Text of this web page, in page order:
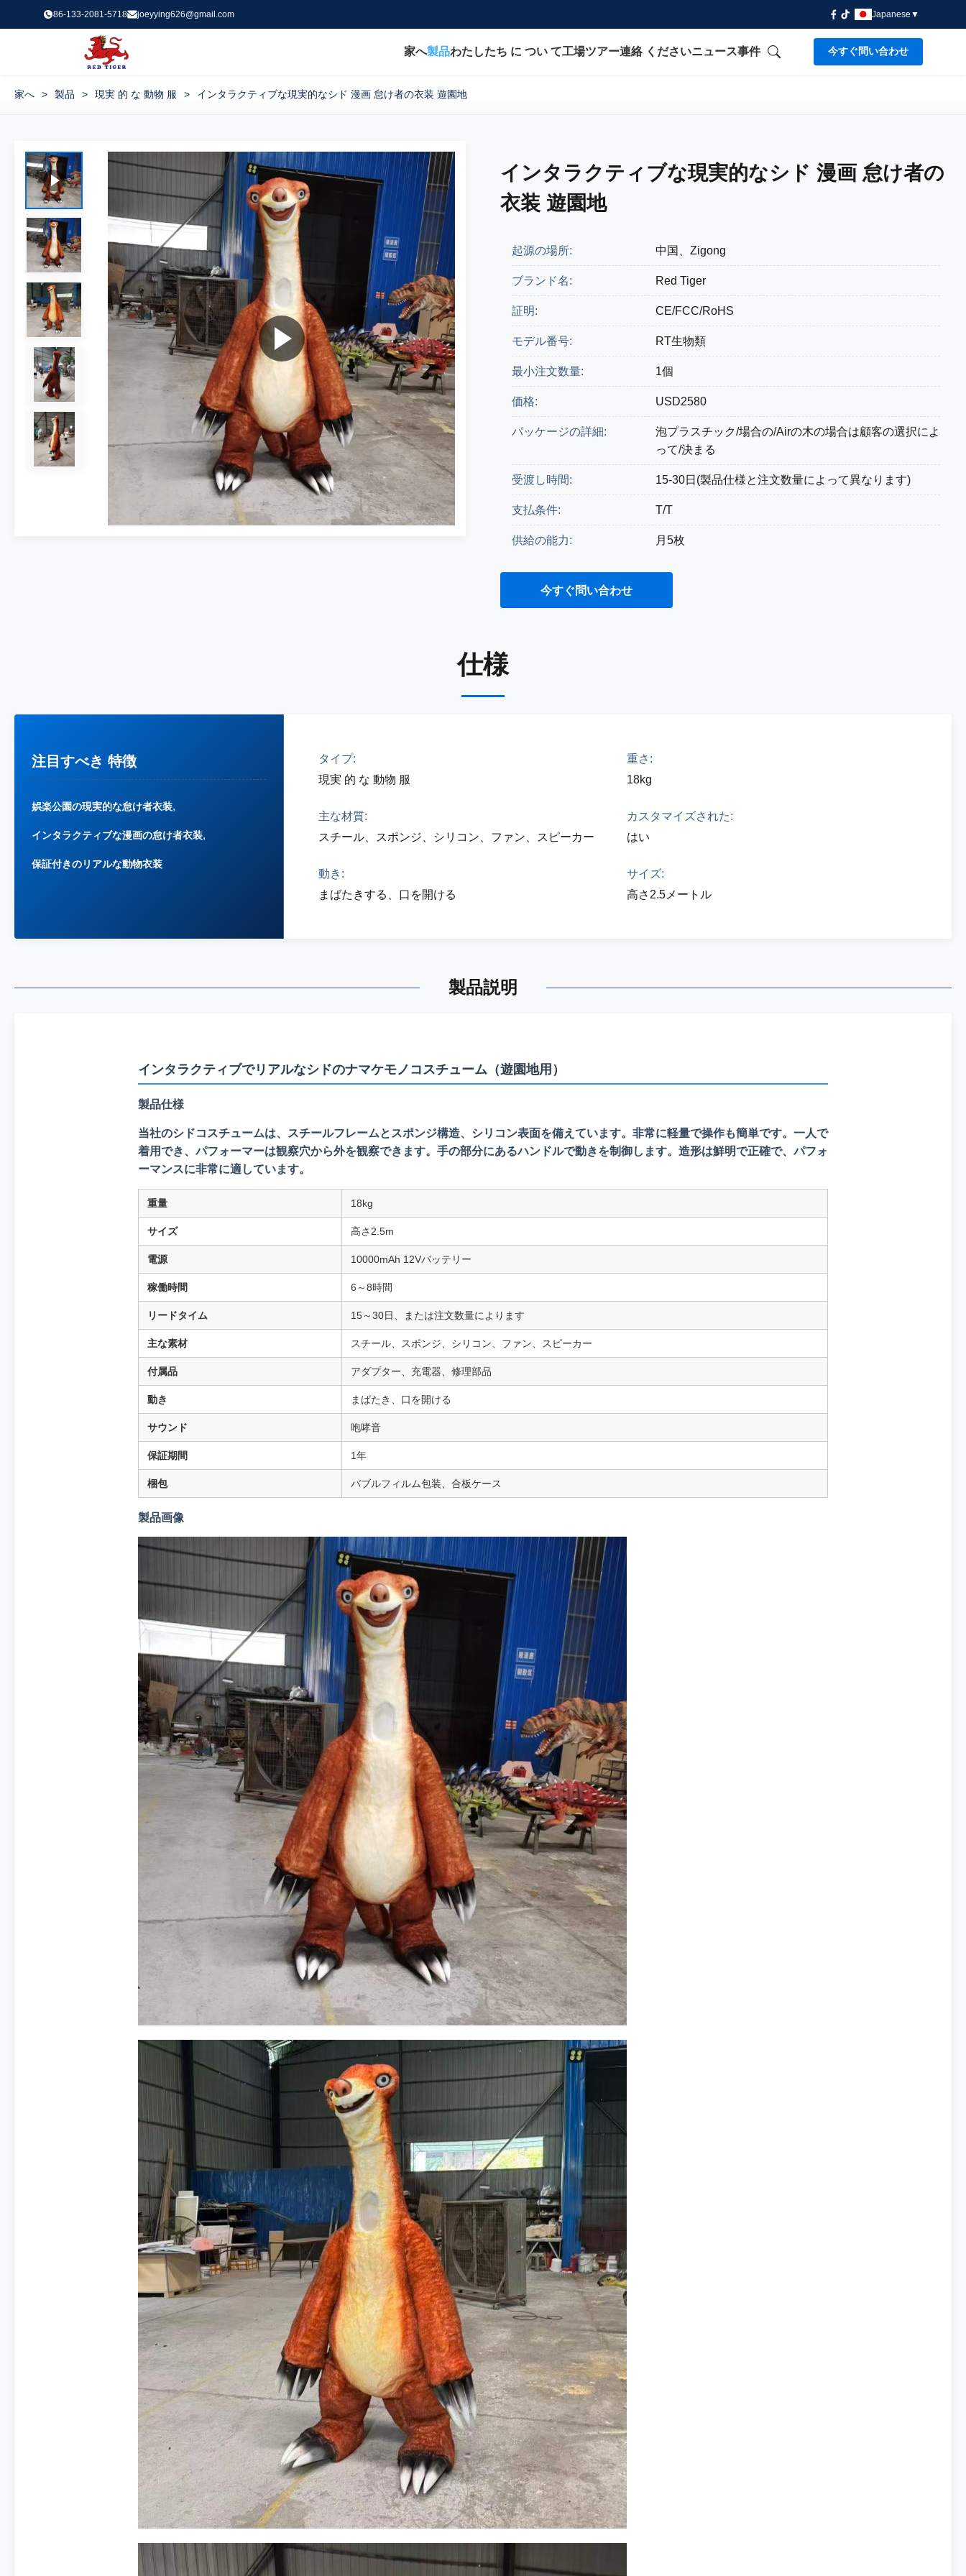
86-133-2081-5718 joeyying626@gmail.com Japanese ▼
家へ製品わたしたち に つい て工場ツアー連絡 くださいニュース事件 今すぐ問い合わせ
家へ > 製品 > 現実 的 な 動物 服 > インタラクティブな現実的なシド 漫画 怠け者の衣装 遊園地
インタラクティブな現実的なシド 漫画 怠け者の
衣装 遊園地
起源の場所: 中国、Zigong
ブランド名: Red Tiger
証明: CE/FCC/RoHS
モデル番号: RT生物類
最小注文数量: 1個
価格: USD2580
パッケージの詳細:
泡プラスチック/場合の/Airの木の場合は顧客の選択によ
って/決まる
受渡し時間: 15-30日(製品仕様と注文数量によって異なります)
支払条件: T/T
供給の能力: 月5枚
今すぐ問い合わせ
引用文 を 入手 する
仕様
注目すべき 特徴
娯楽公園の現実的な怠け者衣装,
インタラクティブな漫画の怠け者衣装,
保証付きのリアルな動物衣装
タイプ:
現実 的 な 動物 服
重さ:
18kg
主な材質:
スチール、スポンジ、シリコン、ファン、スピーカー
カスタマイズされた:
はい
動き:
まばたきする、口を開ける
サイズ:
高さ2.5メートル
製品説明
インタラクティブでリアルなシドのナマケモノコスチューム（遊園地用）
製品仕様
当社のシドコスチュームは、スチールフレームとスポンジ構造、シリコン表面を備えています。非常に軽量で操作も簡単です。一人で
着用でき、パフォーマーは観察穴から外を観察できます。手の部分にあるハンドルで動きを制御します。造形は鮮明で正確で、パフォ
ーマンスに非常に適しています。
重量 18kg
サイズ 高さ2.5m
電源 10000mAh 12Vバッテリー
稼働時間 6～8時間
リードタイム 15～30日、または注文数量によります
主な素材 スチール、スポンジ、シリコン、ファン、スピーカー
付属品 アダプター、充電器、修理部品
動き まばたき、口を開ける
サウンド 咆哮音
保証期間 1年
梱包 バブルフィルム包装、合板ケース
製品画像